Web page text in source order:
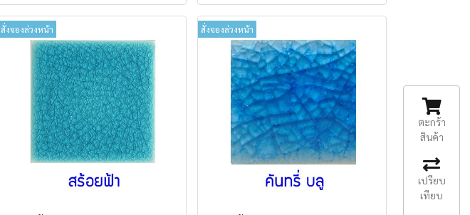
สั่งจองล่วงหน้า สั่งจองล่วงหน้า
ตะกร้า
สินค้า
เปรียบ
เทียบ